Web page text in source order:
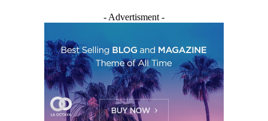
- Advertisment -